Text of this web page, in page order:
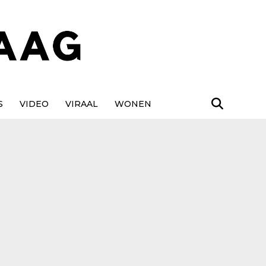
VIDEO VIRAAL WONEN